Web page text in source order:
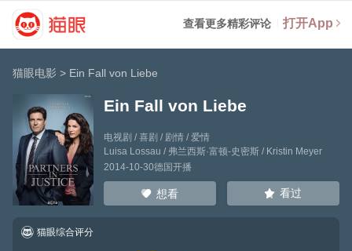
查看更多精彩评论 打开App
猫眼电影 > Ein Fall von Liebe
Ein Fall von Liebe
电视剧 / 喜剧 / 剧情 / 爱情
Luisa Lossau / 弗兰西斯·富顿-史密斯/ Kristin Meyer
2014-10-30德国开播
想看 看过
猫眼综合评分